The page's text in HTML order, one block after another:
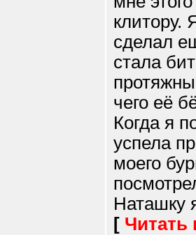
клитору.
сделал
стала
чего её
Когда я
успела
моего
Наташку
[ Читать